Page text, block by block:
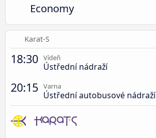
Economy
Karat-S
18:30 Vídeň
Ústřední nádraží
20:15 Varna
Ústřední autobusové nádraží